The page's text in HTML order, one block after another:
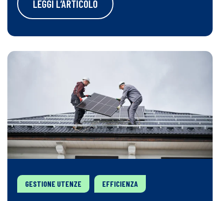
LEGGI L’ARTICOLO
GESTIONE UTENZE EFFICIENZA